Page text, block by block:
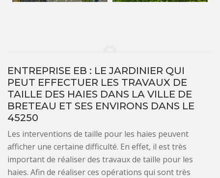
ENTREPRISE EB : LE JARDINIER QUI
PEUT EFFECTUER LES TRAVAUX DE
TAILLE DES HAIES DANS LA VILLE DE
BRETEAU ET SES ENVIRONS DANS LE
45250
Les interventions de taille pour les haies peuvent
afficher une certaine difficulté. En effet, il est très
important de réaliser des travaux de taille pour les
haies. Afin de réaliser ces opérations qui sont très